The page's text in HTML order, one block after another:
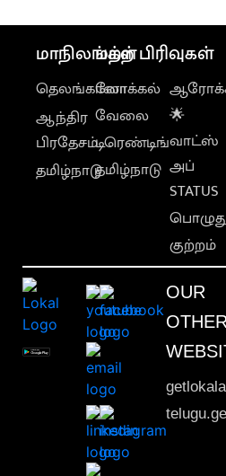
மாநிலங்கள்
தெலங்கானா
ஆந்திர
பிரதேசம்
தமிழ்நாடு
மற்ற பிரிவுகள்
லோக்கல்
வேலை
டிரெண்டிங்
தமிழ்நாடு
🌟
வாட்ஸ்
அப்
STATUS
குற்றம்
OUR
OTHER